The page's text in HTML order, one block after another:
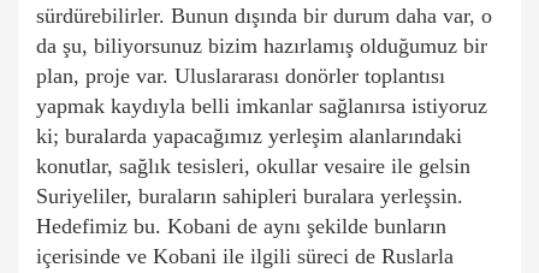
sürdürebilirler. Bunun dışında bir durum daha var, o
da şu, biliyorsunuz bizim hazırlamış olduğumuz bir
plan, proje var. Uluslararası donörler toplantısı
yapmak kaydıyla belli imkanlar sağlanırsa istiyoruz
ki; buralarda yapacağımız yerleşim alanlarındaki
konutlar, sağlık tesisleri, okullar vesaire ile gelsin
Suriyeliler, buraların sahipleri buralara yerleşsin.
Hedefimiz bu. Kobani de aynı şekilde bunların
içerisinde ve Kobani ile ilgili süreci de Ruslarla